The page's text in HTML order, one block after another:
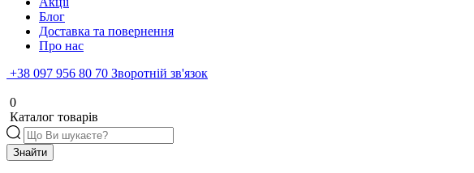
Блог
Доставка та повернення
Про нас
+38 097 956 80 70 Зворотній зв'язок
0
Каталог товарів
Знайти